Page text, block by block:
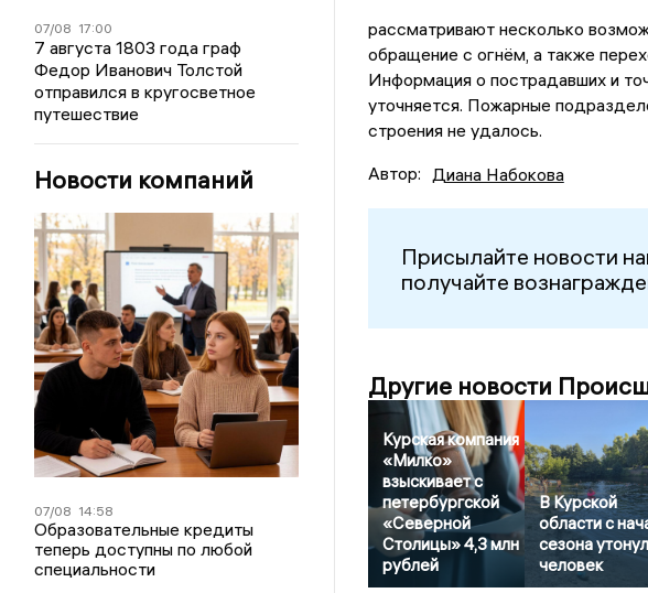
07/08 17:00
7 августа 1803 года граф
Федор Иванович Толстой
отправился в кругосветное
путешествие
Новости компаний
07/08 14:58
Образовательные кредиты
теперь доступны по любой
специальности
рассматривают несколько
обращение с огнём, а также
Информация о пострадавших и
уточняется. Пожарные
строения не удалось.
Автор: Диана Набокова
Присылайте новости
получайте
Другие новости
Курская компания
«Милко»
взыскивает с
петербургской
«Северной
Столицы» 4,3 млн
рублей
В Курской
области с
сезона
человек